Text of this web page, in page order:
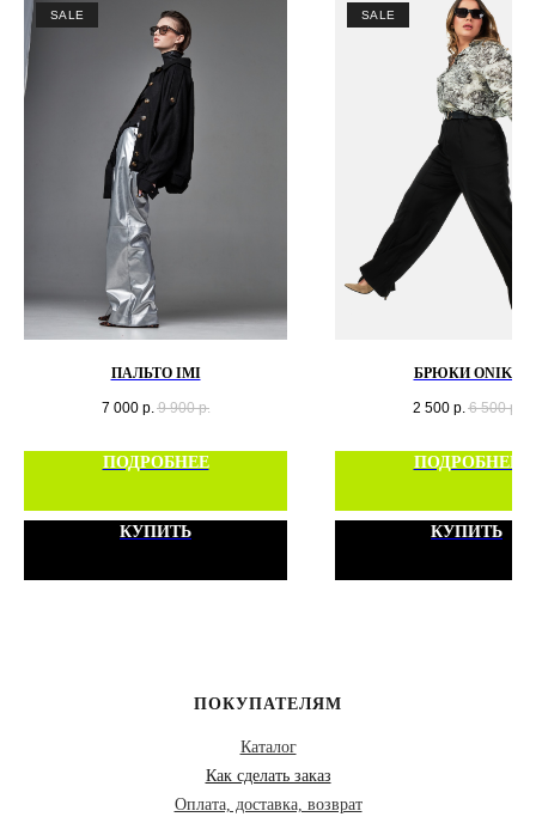
SALE
ПАЛЬТО IMI
7 000 р. 9 900 р.
ПОДРОБНЕЕ
КУПИТЬ
SALE
БРЮКИ ONIKS
2 500 р. 6 500 р.
ПОДРОБНЕЕ
КУПИТЬ
ПОКУПАТЕЛЯМ
Каталог
Как сделать заказ
Оплата, доставка, возврат